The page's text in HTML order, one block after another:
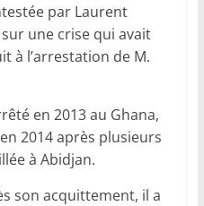
par Laurent
une crise qui avait
à l’arrestation de M.
en 2013 au Ghana,
2014 après plusieurs
à Abidjan.
son acquittement, il a